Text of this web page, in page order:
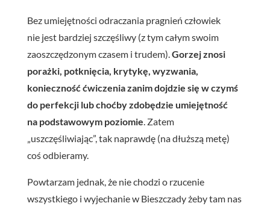
Bez umiejętności odraczania pragnień człowiek
nie jest bardziej szczęśliwy (z tym całym swoim
zaoszczędzonym czasem i trudem).Gorzej znosi
porażki, potknięcia, krytykę, wyzwania,
konieczność ćwiczenia zanim dojdzie się w czymś
do perfekcji lub choćby zdobędzie umiejętność
na podstawowym poziomie. Zatem
„uszczęśliwiając”, tak naprawdę (na dłuższą metę)
coś odbieramy.
Powtarzam jednak, że nie chodzi o rzucenie
wszystkiego i wyjechanie w Bieszczady żeby tam nas